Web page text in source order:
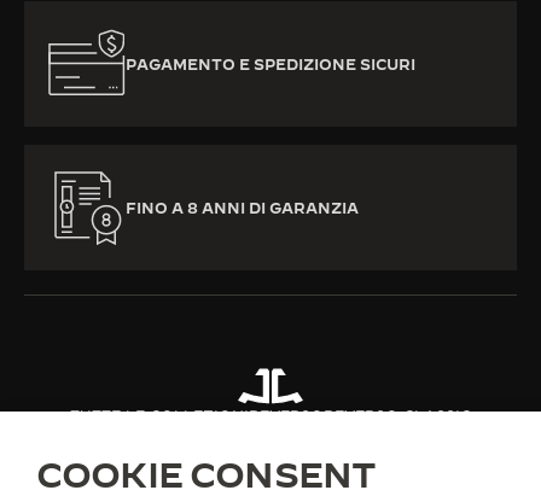
PAGAMENTO E SPEDIZIONE SICURI
FINO A 8 ANNI DI GARANZIA
TUTTE LE COLLEZIONIREVERSOREVERSO CLASSIC
COOKIE CONSENT